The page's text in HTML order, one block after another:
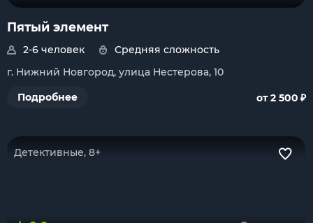
Пятый элемент
2-6 человек
Средняя сложность
г. Нижний Новгород, улица Нестерова, 10
Подробнее
от 2 500 ₽
Детективные, 8+